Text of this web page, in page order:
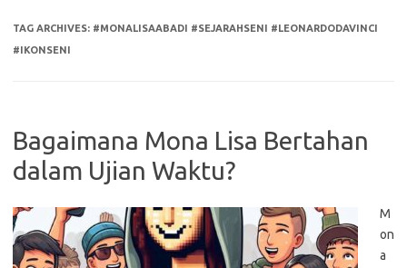
TAG ARCHIVES: #MONALISAABADI #SEJARAHSENI #LEONARDODAVINCI
#IKONSENI
Bagaimana Mona Lisa Bertahan
dalam Ujian Waktu?
M
on
a